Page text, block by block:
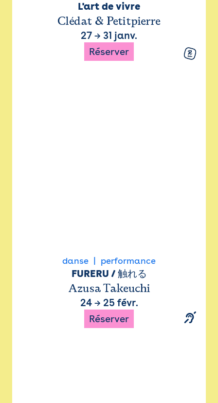
L'art de vivre
Clédat & Petitpierre
27 → 31 janv.
Réserver
danse performance
FURERU / 触れる
Azusa Takeuchi
24→ 25 févr.
Réserver